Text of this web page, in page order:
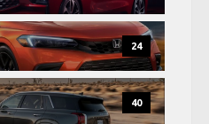
24
40